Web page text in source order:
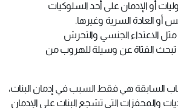
أو الإدمان على أحد السلوكيات
أو العادة السرية وغيرها.
مثل الاعتداء الجنسي والتحرش
تبحث الفتاة عن وسيلة للهروب من
السابقة هي فقط السبب في إدمان البنات،
والمحفزات التي تشجع البنات على الإدمان